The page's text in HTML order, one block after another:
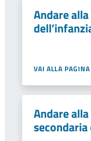
Andare
VAI ALLA PAGINA
Andare